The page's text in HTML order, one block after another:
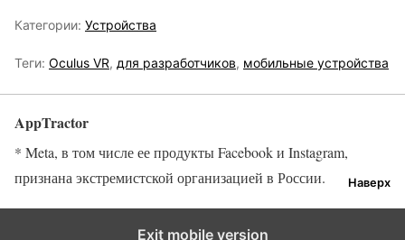
Категории: Устройства
Теги: Oculus VR, для разработчиков, мобильные устройства
AppTractor
Наверх
* Meta, в том числе ее продукты Facebook и Instagram,
признана экстремистской организацией в России.
Exit mobile version